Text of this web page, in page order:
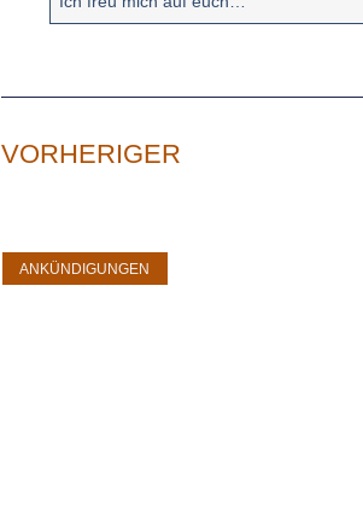
VORHERIGER
ANKÜNDIGUNGEN